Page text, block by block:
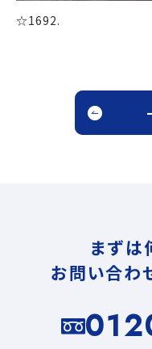
☆1692.
まずは
お問い合わ